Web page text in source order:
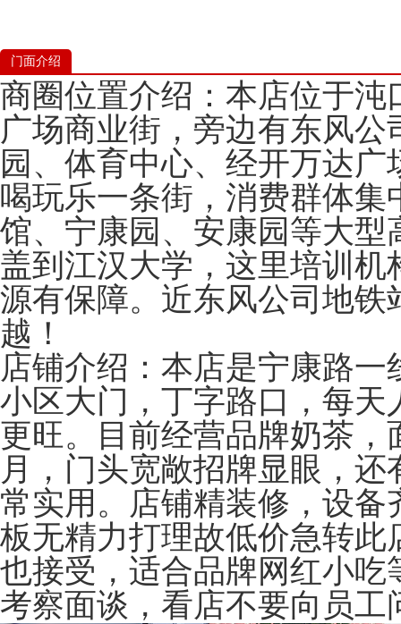
门面介绍
商圈位置介绍：本店位于
广场商业街，旁边有东风
园、体育中心、经开万达
喝玩乐一条街，消费群体
馆、宁康园、安康园等大
盖到江汉大学，这里培训
源有保障。近东风公司地
越！
店铺介绍：本店是宁康路
小区大门，丁字路口，每
更旺。目前经营品牌奶茶
月，门头宽敞招牌显眼，
常实用。店铺精装修，设
板无精力打理故低价急转
也接受，适合品牌网红小
考察面谈，看店不要向员